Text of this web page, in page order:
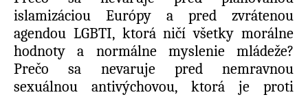
islamizáciou Európy a pred zvrátenou
agendou LGBTI, ktorá ničí všetky morálne
hodnoty a normálne myslenie mládeže?
Prečo sa nevaruje pred nemravnou
sexuálnou antivýchovou, ktorá je proti